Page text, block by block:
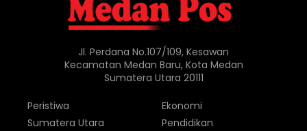
Jl. Perdana No.107/109, Kesawan
Kecamatan Medan Baru, Kota Medan
Sumatera Utara 20111
Peristiwa
Sumatera Utara
Ekonomi
Pendidikan